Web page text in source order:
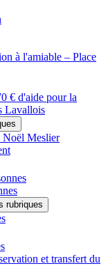
à l'amiable – Place
€ d'aide pour la
Lavallois
Noël Meslier
et transfert du